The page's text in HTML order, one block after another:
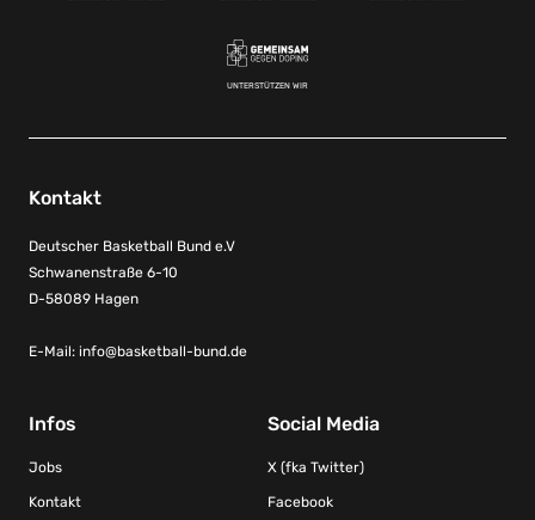
UNTERSTÜTZEN WIR
Kontakt
Deutscher Basketball Bund e.V
Schwanenstraße 6-10
D-58089 Hagen
E-Mail: info@basketball-bund.de
Infos
Jobs
Kontakt
Social Media
X (fka Twitter)
Facebook